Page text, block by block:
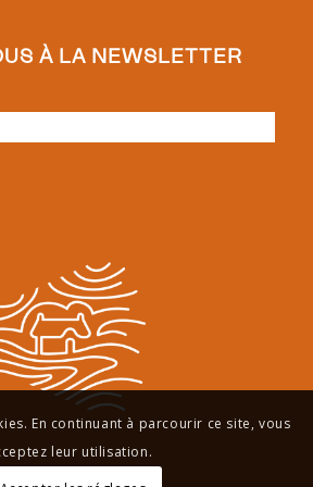
À LA NEWSLETTER
En continuant à parcourir ce site, vous
leur utilisation.